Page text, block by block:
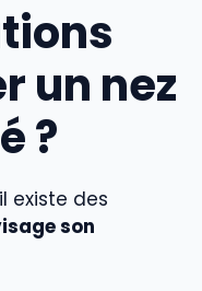
un nez
?
existe des
son